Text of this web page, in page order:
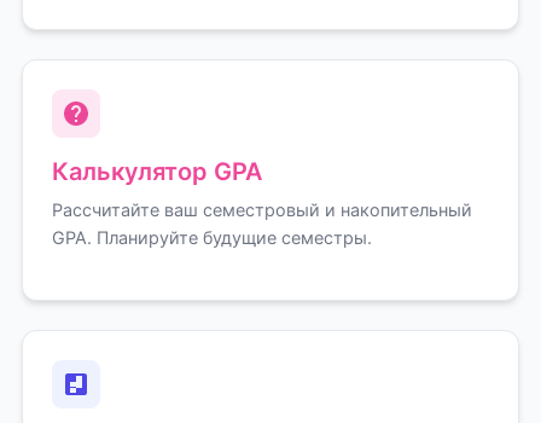
Калькулятор GPA
Рассчитайте ваш семестровый и накопительный
GPA. Планируйте будущие семестры.